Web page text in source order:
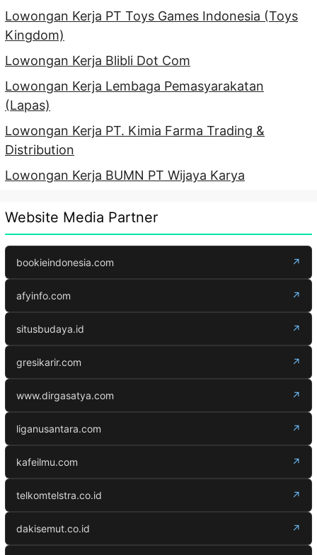
Lowongan Kerja PT Toys Games Indonesia (Toys
Kingdom)
Lowongan Kerja Blibli Dot Com
Lowongan Kerja Lembaga Pemasyarakatan
(Lapas)
Lowongan Kerja PT. Kimia Farma Trading &
Distribution
Lowongan Kerja BUMN PT Wijaya Karya
Website Media Partner
bookieindonesia.com ↗
afyinfo.com ↗
situsbudaya.id ↗
gresikarir.com ↗
www.dirgasatya.com ↗
liganusantara.com ↗
kafeilmu.com ↗
telkomtelstra.co.id ↗
dakisemut.co.id ↗